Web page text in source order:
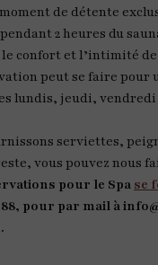
de détente
2 heures du
confort et l’intimité
peut se faire pour
lundis, jeudi, vendredi
serviettes,
vous pouvez nous
pour le Spa se
88, pour par mail à